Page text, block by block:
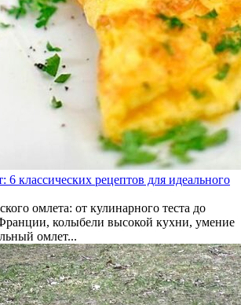
6 классических рецептов для идеального
омлета: от кулинарного теста до
колыбели высокой кухни, умение
омлет...